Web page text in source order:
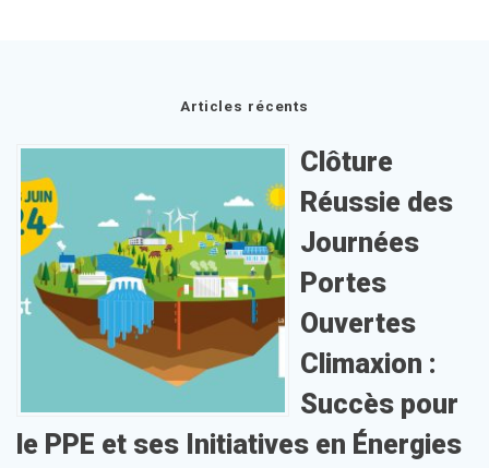
Articles récents
Clôture
Réussie des
Journées
Portes
Ouvertes
Climaxion :
Succès pour
le PPE et ses Initiatives en Énergies